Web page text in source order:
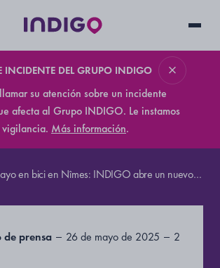
INCIDENTE DEL GRUPO INDIGO
su atención sobre un incidente
afecta al Grupo INDIGO. Le instamos
Más información.
en bici en Nîmes: INDIGO abre un nuevo cicloparque en el corazón de la ciudad
de prensa 26 de mayo de 2025
2